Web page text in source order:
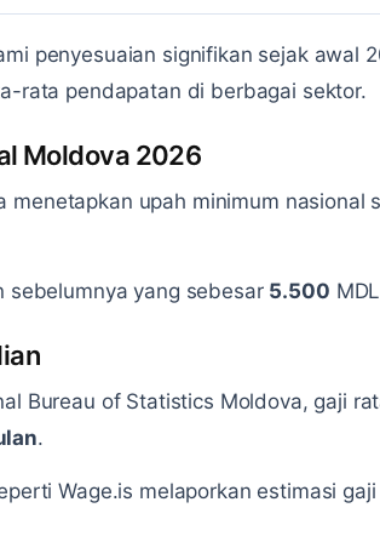
penyesuaian signifikan sejak awal
rata pendapatan di berbagai sektor.
Moldova 2026
menetapkan upah minimum nasional
sebelumnya yang sebesar 5.500
Bureau of Statistics Moldova, gaji
.
Wage.is melaporkan estimasi